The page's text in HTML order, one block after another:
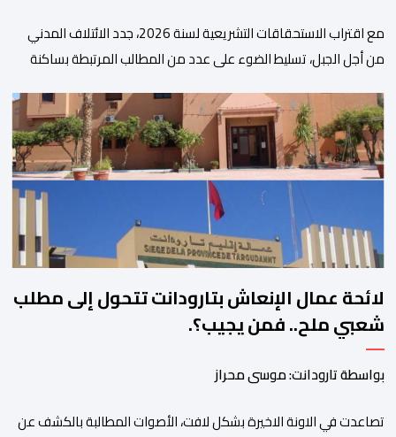
مع اقتراب الاستحقاقات التشريعية لسنة 2026، جدد الائتلاف المدني
من أجل الجبل، تسليط الضوء على عدد من المطالب المرتبطة بساكنة
فيها الأحزاب السياسية، إلى ادراج 10 التزامات ضمن برامجها الانتخابية
المنتظرة، في إطار تعاقد سياسي مع المناطق الجبلية والانتقال من
الوعود الانتخابية إلى التزامات عملية […]
لائحة عمال الإنعاش بتارودانت تتحول إلى مطلب
شعبي ملح.. فمن يجيب؟.
بواسطة تارودانت: موسى محراز
تصاعدت في الاونة الاخيرة بشكل لافت، الأصوات المطالبة بالكشف عن